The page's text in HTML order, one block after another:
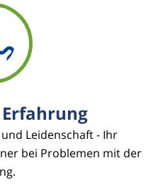
Leidenschaft - Ihr
bei Problemen mit der